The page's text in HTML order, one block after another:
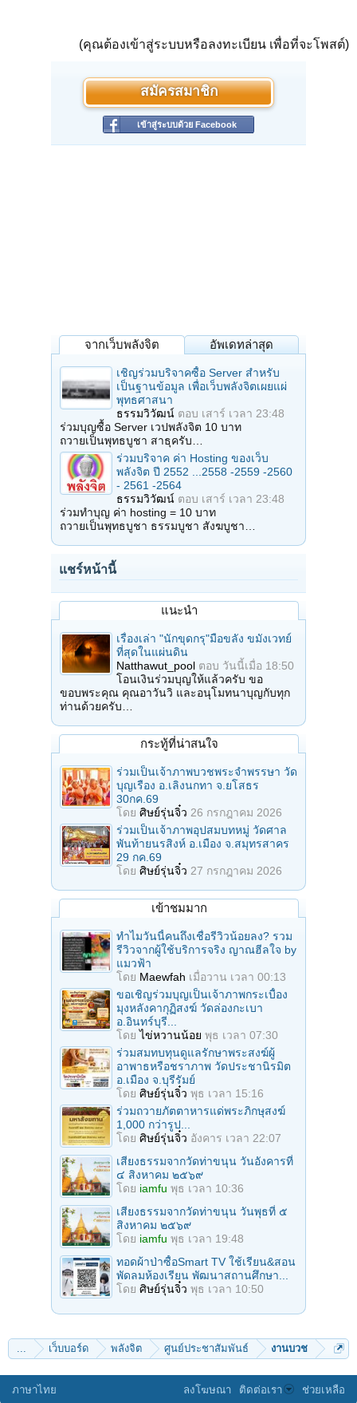
(คุณต้องเข้าสู่ระบบหรือลงทะเบียน เพื่อที่จะโพสต์)
สมัครสมาชิก
เข้าสู่ระบบด้วย Facebook
จากเว็บพลังจิต อัพเดทล่าสุด
เชิญร่วมบริจาคซื้อ Server สำหรับ
เป็นฐานข้อมูล เพื่อเว็บพลังจิตเผยแผ่
พุทธศาสนา
ธรรมวิวัฒน์ ตอบ เสาร์ เวลา 23:48
ร่วมบุญซื้อ Server เวปพลังจิต 10 บาท
ถวายเป็นพุทธบูชา สาธุครับ…
ร่วมบริจาค ค่า Hosting ของเว็บ
พลังจิต ปี 2552 ...2558 -2559 -2560
- 2561 -2564
ธรรมวิวัฒน์ ตอบ เสาร์ เวลา 23:48
ร่วมทำบุญ ค่า hosting = 10 บาท
ถวายเป็นพุทธบูชา ธรรมบูชา สังฆบูชา…
แชร์หน้านี้
แนะนำ
เรื่องเล่า "นักขุดกรุ"มือขลัง ขมังเวทย์
ที่สุดในแผ่นดิน
Natthawut_pool ตอบ วันนี้เมื่อ 18:50
โอนเงินร่วมบุญให้แล้วครับ ขอ
ขอบพระคุณ คุณอาวันวิ และอนุโมทนาบุญกับทุก
ท่านด้วยครับ…
กระทู้ที่น่าสนใจ
ร่วมเป็นเจ้าภาพบวชพระจำพรรษา วัด
บุญเรือง อ.เลิงนกทา จ.ยโสธร
30กค.69
โดย ศิษย์รุ่นจิ๋ว 26 กรกฎาคม 2026
ร่วมเป็นเจ้าภาพอุปสมบทหมู่ วัดศาล
พันท้ายนรสิงห์ อ.เมือง จ.สมุทรสาคร
29 กค.69
โดย ศิษย์รุ่นจิ๋ว 27 กรกฎาคม 2026
เข้าชมมาก
ทำไมวันนี้คนถึงเชื่อรีวิวน้อยลง? รวม
รีวิวจากผู้ใช้บริการจริง ญาณฮีลใจ by
แมวฟ้า
โดย Maewfah เมื่อวาน เวลา 00:13
ขอเชิญร่วมบุญเป็นเจ้าภาพกระเบื้อง
มุงหลังคากุฏิสงฆ์ วัดล่องกะเบา
อ.อินทร์บุรี...
โดยไข่หวานน้อย พุธ เวลา 07:30
ร่วมสมทบทุนดูแลรักษาพระสงฆ์ผู้
อาพาธหรือชราภาพ วัดประชานิรมิต
อ.เมือง จ.บุรีรัมย์
โดย ศิษย์รุ่นจิ๋ว พุธ เวลา 15:16
ร่วมถวายภัตตาหารแด่พระภิกษุสงฆ์
1,000 กว่ารูป...
โดย ศิษย์รุ่นจิ๋ว อังคาร เวลา 22:07
เสียงธรรมจากวัดท่าขนุน วันอังคารที่
๔ สิงหาคม ๒๕๖๙
โดย iamfu พุธ เวลา 10:36
เสียงธรรมจากวัดท่าขนุน วันพุธที่ ๕
สิงหาคม ๒๕๖๙
โดย iamfu พุธ เวลา 19:48
ทอดผ้าป่าซื้อSmart TV ใช้เรียน&สอน
พัดลมห้องเรียน พัฒนาสถานศึกษา...
โดย ศิษย์รุ่นจิ๋ว พุธ เวลา 10:50
เว็บบอร์ด พลังจิต ศูนย์ประชาสัมพันธ์ งานบวช
ภาษาไทย ลงโฆษณา ติดต่อเรา ช่วยเหลือ